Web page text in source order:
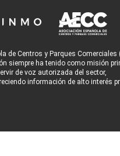
de Centros y Parques Comerciales
siempre ha tenido como misión
de voz autorizada del sector,
información de alto interés